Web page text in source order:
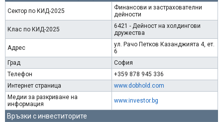
Сектор по КИД-2025
Финансови и застрахователни
дейности
Клас по КИД-2025
6421 - Дейност на холдингови
дружества
Адрес
ул. Рачо Петков Казанджията 4, ет.
6
Град
София
Телефон
+359 878 945 336
Интернет страница
www.dobhold.com
Медии за разкриване на
информация
www.investor.bg
Връзки с инвеститорите